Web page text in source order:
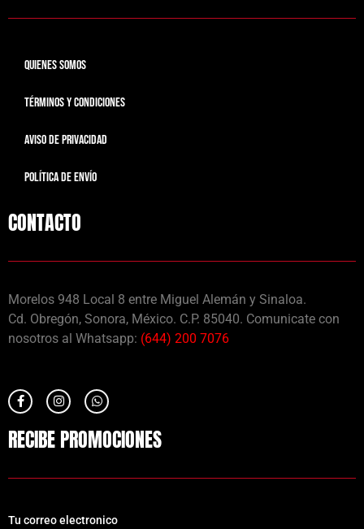
QUIENES SOMOS
TÉRMINOS Y CONDICIONES
AVISO DE PRIVACIDAD
POLÍTICA DE ENVÍO
CONTACTO
Morelos 948 Local 8 entre Miguel Alemán y Sinaloa.
Cd. Obregón, Sonora, México. C.P. 85040. Comunicate con
nosotros al Whatsapp: (644) 200 7076
RECIBE PROMOCIONES
Tu correo electronico